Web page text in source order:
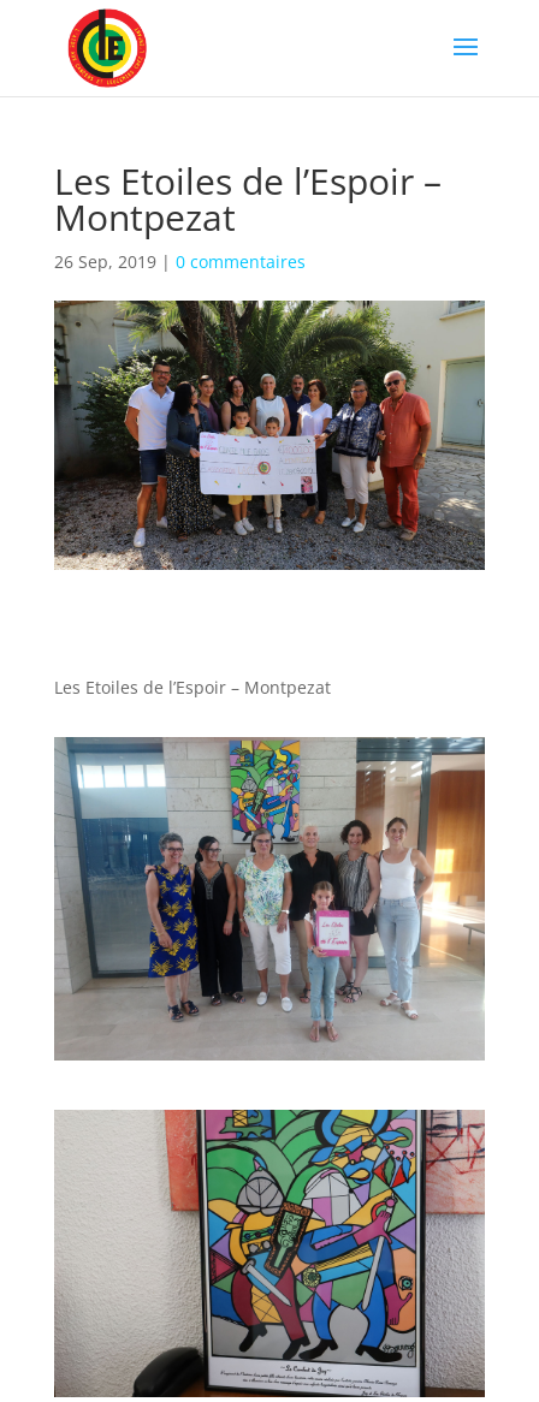
Les Etoiles de l’Espoir –
Montpezat
26 Sep, 2019| 0 commentaires
Les Etoiles de l’Espoir – Montpezat